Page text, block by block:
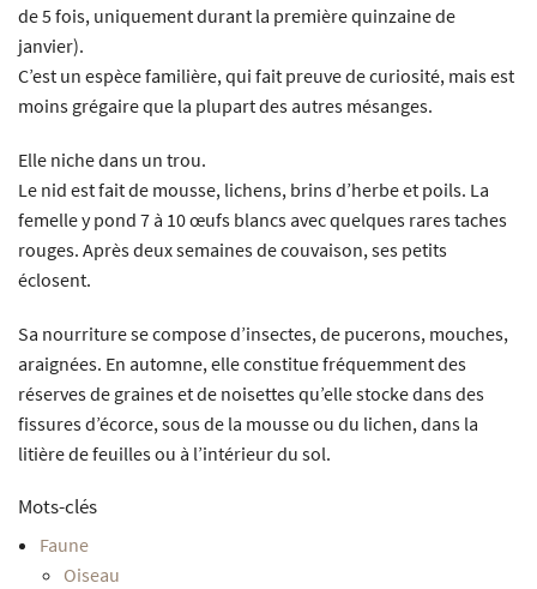
de 5 fois, uniquement durant la première quinzaine de
janvier).
C’est un espèce familière, qui fait preuve de curiosité, mais est
moins grégaire que la plupart des autres mésanges.
Elle niche dans un trou.
Le nid est fait de mousse, lichens, brins d’herbe et poils. La
femelle y pond 7 à 10 œufs blancs avec quelques rares taches
rouges. Après deux semaines de couvaison, ses petits
éclosent.
Sa nourriture se compose d’insectes, de pucerons, mouches,
araignées. En automne, elle constitue fréquemment des
réserves de graines et de noisettes qu’elle stocke dans des
fissures d’écorce, sous de la mousse ou du lichen, dans la
litière de feuilles ou à l’intérieur du sol.
Mots-clés
Faune
Oiseau